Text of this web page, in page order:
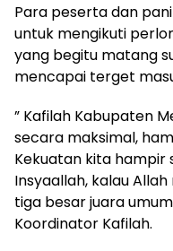
Para peserta dan
untuk mengikuti
yang begitu matang
mencapai terget
” Kafilah Kabupaten
secara maksimal,
Kekuatan kita hampir
Insyaallah, kalau
tiga besar juara
Koordinator Kafilah.